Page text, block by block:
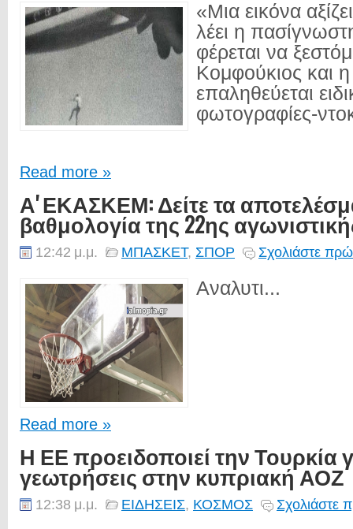
«Μια εικόνα
λέει η
φέρεται να
Κομφούκιος και
επαληθεύεται
φωτογραφίες-
Read more »
Α' ΕΚΑΣΚΕΜ: Δείτε τα
βαθμολογία της 22ης
12:42 μ.μ. ΜΠΑΣΚΕΤ, ΣΠΟΡ Σχολιάστε
Αναλυτι...
Read more »
Η ΕΕ προειδοποιεί την Τουρκία
γεωτρήσεις στην κυπριακή ΑΟΖ
12:38 μ.μ. ΕΙΔΗΣΕΙΣ, ΚΟΣΜΟΣ Σχολιάστε